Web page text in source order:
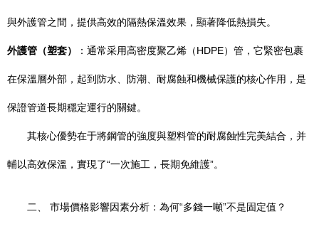
與外護管之間，提供高效的隔熱保溫效果，顯著降低熱損失。
外護管（塑套） ：通常采用高密度聚乙烯（HDPE）管，它緊密包裹
在保溫層外部，起到防水、防潮、耐腐蝕和機械保護的核心作用，是
保證管道長期穩定運行的關鍵。
其核心優勢在于將鋼管的強度與塑料管的耐腐蝕性完美結合，并
輔以高效保溫，實現了“一次施工，長期免維護”。
二、 市場價格影響因素分析：為何“多錢一噸”不是固定值？